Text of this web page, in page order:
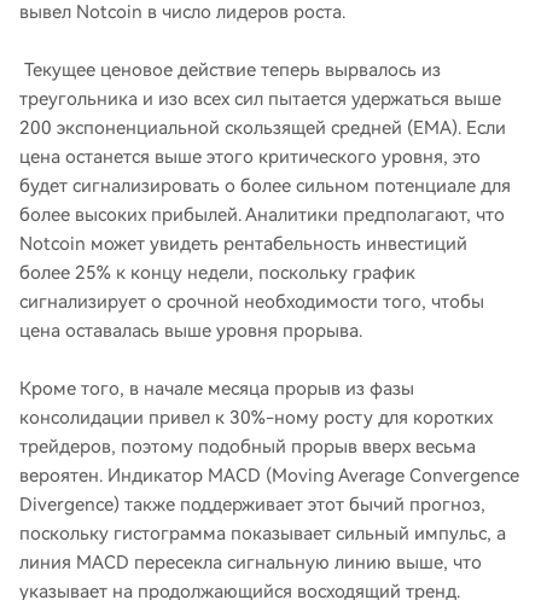
вывел Notcoin в число лидеров роста.
Текущее ценовое действие теперь вырвалось из
треугольника и изо всех сил пытается удержаться выше
200 экспоненциальной скользящей средней (EMA). Если
цена останется выше этого критического уровня, это
будет сигнализировать о более сильном потенциале для
более высоких прибылей. Аналитики предполагают, что
Notcoin может увидеть рентабельность инвестиций
более 25% к концу недели, поскольку график
сигнализирует о срочной необходимости того, чтобы
цена оставалась выше уровня прорыва.
Кроме того, в начале месяца прорыв из фазы
консолидации привел к 30%-ному росту для коротких
трейдеров, поэтому подобный прорыв вверх весьма
вероятен. Индикатор MACD (Moving Average Convergence
Divergence) также поддерживает этот бычий прогноз,
поскольку гистограмма показывает сильный импульс, а
линия MACD пересекла сигнальную линию выше, что
указывает на продолжающийся восходящий тренд.